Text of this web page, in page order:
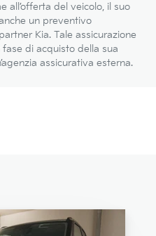
all’offerta del veicolo, il suo
un preventivo
Kia. Tale assicurazione
di acquisto della sua
assicurativa esterna.